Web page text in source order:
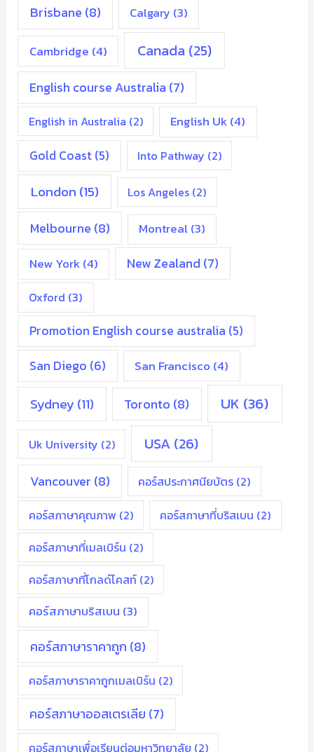
Brisbane (8) Calgary (3)
Cambridge (4) Canada (25)
English course Australia (7)
English in Australia (2) English Uk(4)
Gold Coast(5) Into Pathway (2)
London (15) Los Angeles (2)
Melbourne (8) Montreal(3)
New York(4) New Zealand (7)
Oxford (3)
Promotion English course australia (5)
San Diego (6) San Francisco (4)
Sydney (11) Toronto (8) UK (36)
Uk University (2) USA (26)
Vancouver (8) คอร์สประกาศนียบัตร (2)
คอร์สภาษาคุณภาพ (2) คอร์สภาษาที่บริสเบน (2)
คอร์สภาษาที่เมลเบิร์น (2)
คอร์สภาษาที่โกลด์โคสท์(2)
คอร์สภาษาบริสเบน (3)
คอร์สภาษาราคาถูก (8)
คอร์สภาษาราคาถูกเมลเบิร์น (2)
คอร์สภาษาออสเตรเลีย (7)
คอร์สภาษาเพื่อเรียนต่อมหาวิทยาลัย (2)